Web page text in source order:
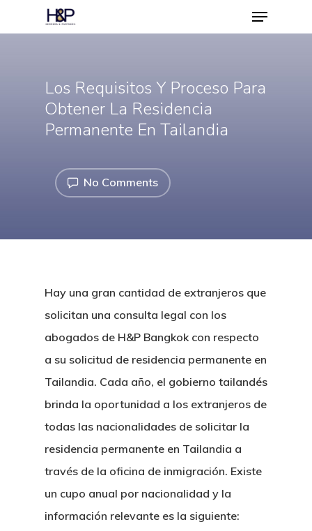
Hit enter to search or ESC to close
Los Requisitos Y Proceso Para
Obtener La Residencia
Permanente En Tailandia
No Comments
Hay una gran cantidad de extranjeros que
solicitan una consulta legal con los
abogados de H&P Bangkok con respecto
a su solicitud de residencia permanente en
Tailandia. Cada año, el gobierno tailandés
brinda la oportunidad a los extranjeros de
todas las nacionalidades de solicitar la
residencia permanente en Tailandia a
través de la oficina de inmigración. Existe
un cupo anual por nacionalidad y la
información relevante es la siguiente: